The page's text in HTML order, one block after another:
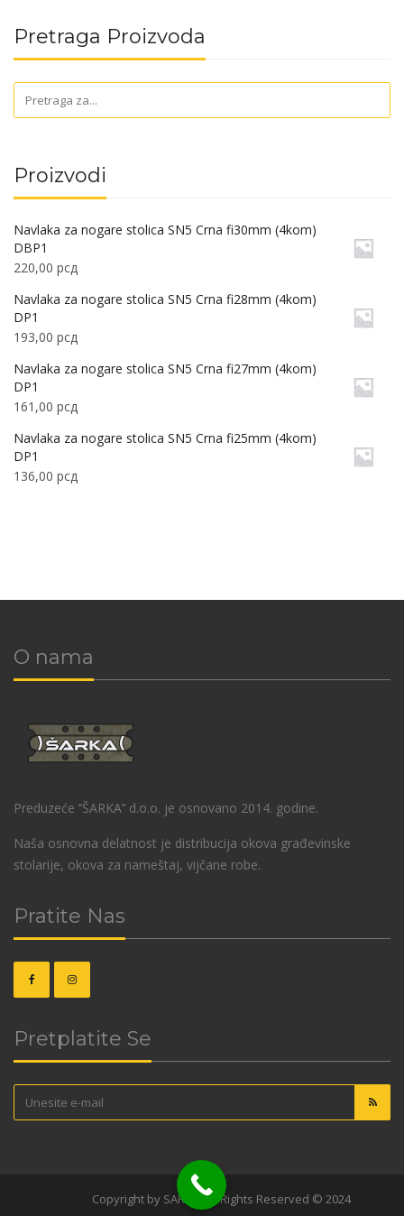
Pretraga Proizvoda
Proizvodi
Navlaka za nogare stolica SN5 Crna fi30mm (4kom)
DBP1
220,00 рсд
Navlaka za nogare stolica SN5 Crna fi28mm (4kom)
DP1
193,00 рсд
Navlaka za nogare stolica SN5 Crna fi27mm (4kom)
DP1
161,00 рсд
Navlaka za nogare stolica SN5 Crna fi25mm (4kom)
DP1
136,00 рсд
O nama
Preduzeće ‘’ŠARKA’’ d.o.o. je osnovano 2014. godine.
Naša osnovna delatnost je distribucija okova građevinske
stolarije, okova za nameštaj, vijčane robe.
Pratite Nas
Pretplatite Se
Copyright by SARKA. All Rights Reserved © 2024